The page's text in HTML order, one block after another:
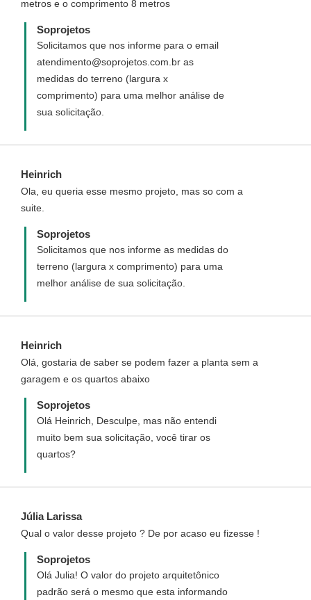
metros e o comprimento 8 metros
Soprojetos
Solicitamos que nos informe para o email
atendimento@soprojetos.com.br as
medidas do terreno (largura x
comprimento) para uma melhor análise de
sua solicitação.
Heinrich
Ola, eu queria esse mesmo projeto, mas so com a
suite.
Soprojetos
Solicitamos que nos informe as medidas do
terreno (largura x comprimento) para uma
melhor análise de sua solicitação.
Heinrich
Olá, gostaria de saber se podem fazer a planta sem a
garagem e os quartos abaixo
Soprojetos
Olá Heinrich, Desculpe, mas não entendi
muito bem sua solicitação, você tirar os
quartos?
Júlia Larissa
Qual o valor desse projeto ? De por acaso eu fizesse !
Soprojetos
Olá Julia! O valor do projeto arquitetônico
padrão será o mesmo que esta informando